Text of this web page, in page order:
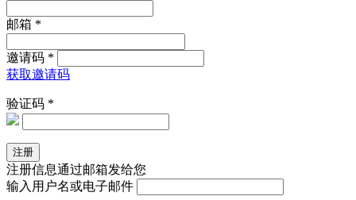
邮箱 *
邀请码 *
获取邀请码
验证码 *
注册信息通过邮箱发给您
输入用户名或电子邮件